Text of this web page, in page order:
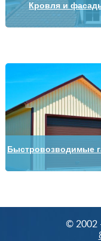
Кровля и
Быстровозводимые
© 2002